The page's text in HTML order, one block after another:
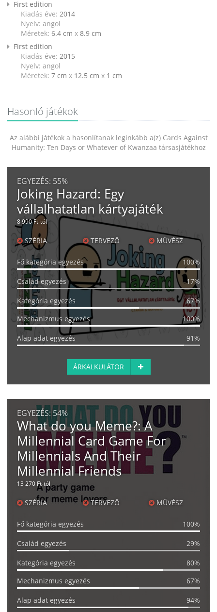
First edition
Kiadás éve: 2014
Nyelv: angol
Méretek: 6.4 cm x 8.9 cm
First edition
Kiadás éve: 2015
Nyelv: angol
Méretek: 7 cm x 12.5 cm x 1 cm
Hasonló játékok
Az alábbi játékok a hasonlítanak leginkább a(z) Cards Against
Humanity: Ten Days or Whatever of Kwanzaa társasjátékhoz
EGYEZÉS: 55%
Joking Hazard: Egy
vállalhatatlan kártyajáték
8 990 Ft-tól
SZÉRIA TERVEZŐ MŰVÉSZ
Fő kategória egyezés 100%
Család egyezés 17%
Kategória egyezés
67%
Mechanizmus egyezés
100%
Alap adat egyezés 91%
ÁRKALKULÁTOR
EGYEZÉS:54%
What do you Meme?: A
Millennial Card Game For
Millennials And Their
Millennial Friends
13 270 Ft-tól
SZÉRIA TERVEZŐ MŰVÉSZ
Fő kategória egyezés 100%
Család egyezés 29%
Kategória egyezés
80%
Mechanizmus egyezés
67%
Alap adat egyezés 94%